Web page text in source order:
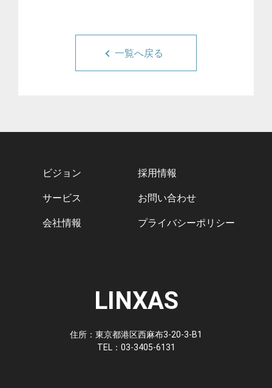
一覧へ戻る
ビジョン
サービス
会社情報
採用情報
お問い合わせ
プライバシーポリシー
LINXAS
住所：東京都港区西麻布3-20-3-B1
TEL：03-3405-6131